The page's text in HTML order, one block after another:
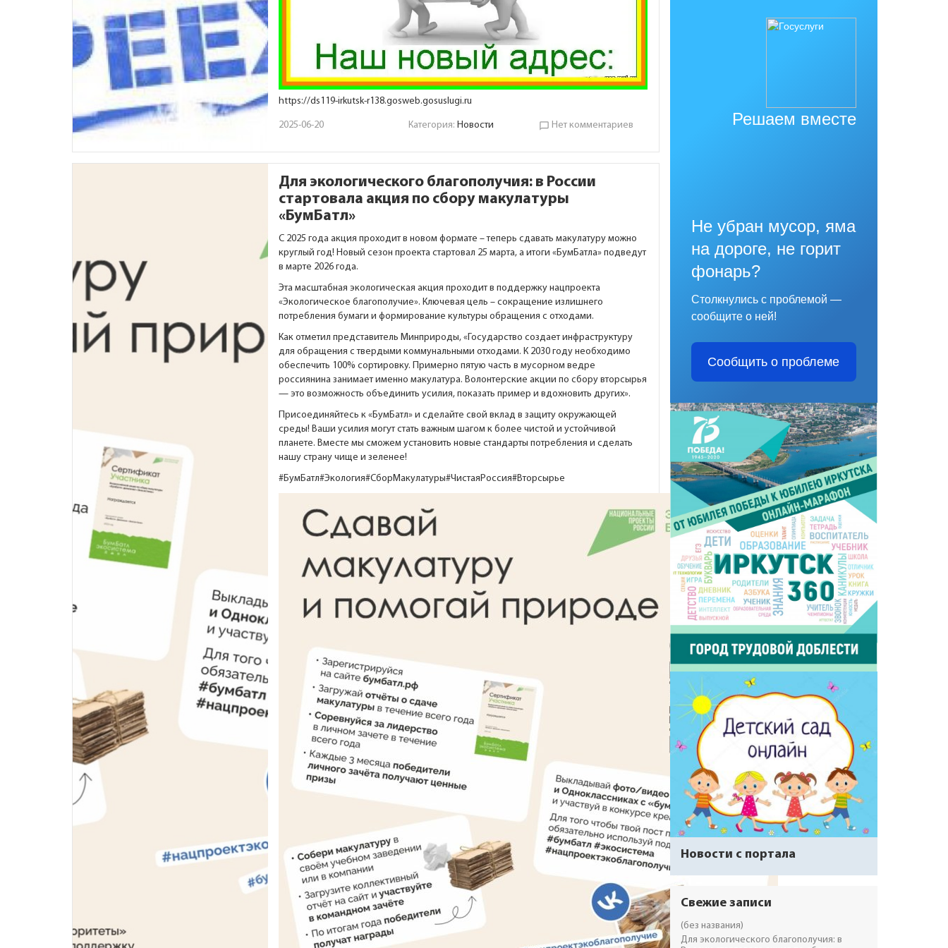
https://ds119-irkutsk-r138.gosweb.gosuslugi.ru
2025-06-20 Категория:Новости chat_bubble_outline Нет комментариев
Для экологического благополучия: в России
стартовала акция по сбору макулатуры
«БумБатл»
С 2025 года акция проходит в новом формате – теперь сдавать макулатуру можно
круглый год! Новый сезон проекта стартовал 25 марта, а итоги «БумБатла» подведут
в марте 2026 года.
Эта масштабная экологическая акция проходит в поддержку нацпроекта
«Экологическое благополучие». Ключевая цель – сокращение излишнего
потребления бумаги и формирование культуры обращения с отходами.
Как отметил представитель Минприроды, «Государство создает инфраструктуру
для обращения с твердыми коммунальными отходами. К 2030 году необходимо
обеспечить 100% сортировку. Примерно пятую часть в мусорном ведре
россиянина занимает именно макулатура. Волонтерские акции по сбору вторсырья
— это возможность объединить усилия, показать пример и вдохновить других».
Присоединяйтесь к «БумБатл» и сделайте свой вклад в защиту окружающей
среды! Ваши усилия могут стать важным шагом к более чистой и устойчивой
планете. Вместе мы сможем установить новые стандарты потребления и сделать
нашу страну чище и зеленее!
#БумБатл#Экология#СборМакулатуры#ЧистаяРоссия#Вторсырье
Решаем вместе
Не убран мусор, яма
на дороге, не горит
фонарь?
Столкнулись с проблемой —
сообщите о ней!
Сообщить о проблеме
Новости с портала
Свежие записи
(без названия)
Для экологического благополучия: в